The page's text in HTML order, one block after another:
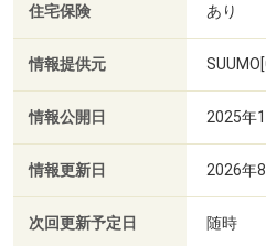
住宅保険 あり
情報提供元
情報公開日 2025年
情報更新日 2026年
次回更新予定日 随時